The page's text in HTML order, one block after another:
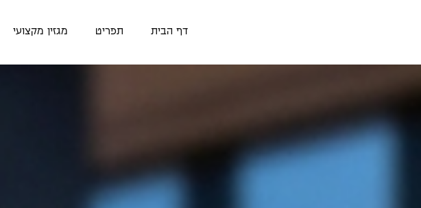
דף הבית תפריט מגזין מקצועי